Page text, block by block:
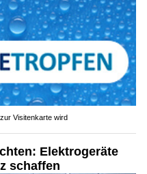
Visitenkarte wird
Elektrogeräte
schaffen